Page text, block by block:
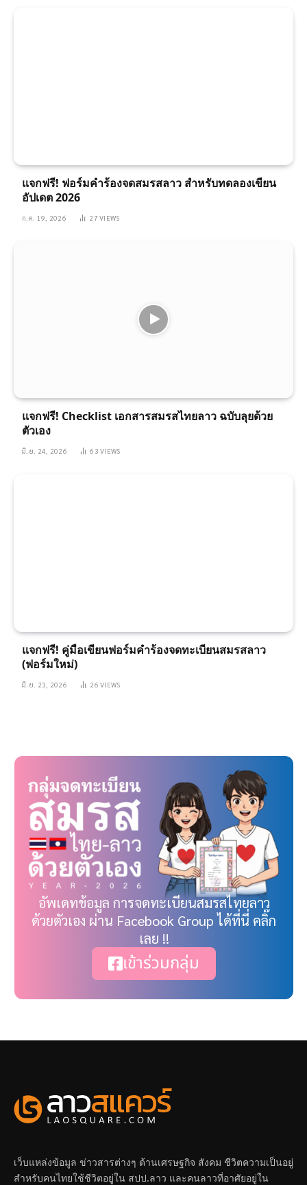
แจกฟรี! ฟอร์มคำร้องจดสมรสลาว สำหรับทดลองเขียน
อัปเดต 2026
ก.ค. 19, 2026 27VIEWS
แจกฟรี! Checklist เอกสารสมรสไทยลาว ฉบับลุยด้วย
ตัวเอง
มิ.ย. 24, 2026 63VIEWS
แจกฟรี! คู่มือเขียนฟอร์มคำร้องจดทะเบียนสมรสลาว
(ฟอร์มใหม่)
มิ.ย. 23, 2026 26VIEWS
อัพเดทข้อมูล การจดทะเบียนสมรสไทยลาว
ด้วยตัวเอง ผ่าน Facebook Group ได้ที่นี่ คลิ๊ก
เลย !!
เข้าร่วมกลุ่ม
เว็บแหล่งข้อมูล ข่าวสารต่างๆ ด้านเศรษฐกิจ สังคม ชีวิตความเป็นอยู่
สำหรับคนไทยใช้ชีวิตอยู่ใน สปป.ลาว และคนลาวที่อาศัยอยู่ใน